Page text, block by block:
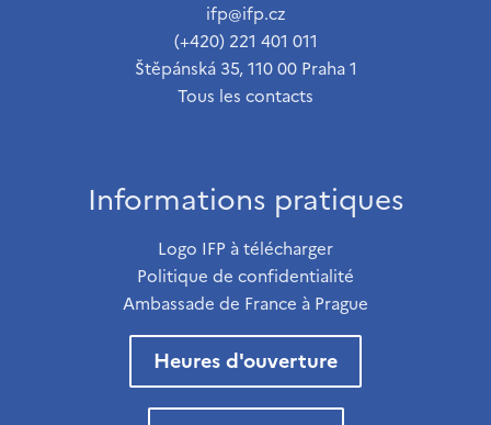
ifp@ifp.cz
(+420) 221 401 011
Štěpánská 35, 110 00 Praha 1
Tous les contacts
Informations pratiques
Logo IFP à télécharger
Politique de confidentialité
Ambassade de France à Prague
Heures d'ouverture